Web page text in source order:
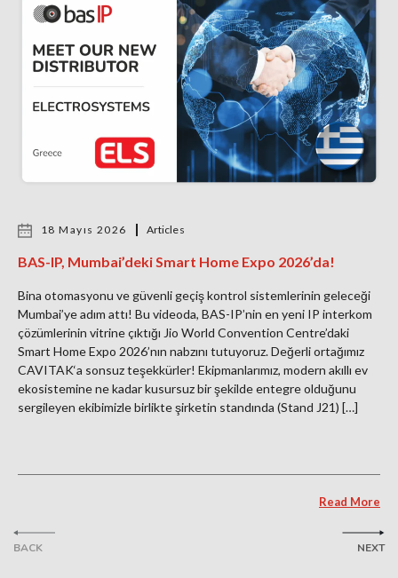
BACK
18 Mayıs 2026 Articles
BAS-IP, Mumbai’deki Smart Home Expo 2026’da!
Bina otomasyonu ve güvenli geçiş kontrol sistemlerinin geleceği
Mumbai’ye adım attı! Bu videoda, BAS-IP’nin en yeni IP interkom
çözümlerinin vitrine çıktığı Jio World Convention Centre’daki
Smart Home Expo 2026’nın nabzını tutuyoruz. Değerli ortağımız
CAVITAK‘a sonsuz teşekkürler! Ekipmanlarımız, modern akıllı ev
ekosistemine ne kadar kusursuz bir şekilde entegre olduğunu
sergileyen ekibimizle birlikte şirketin standında (Stand J21) […]
Read More
NEXT